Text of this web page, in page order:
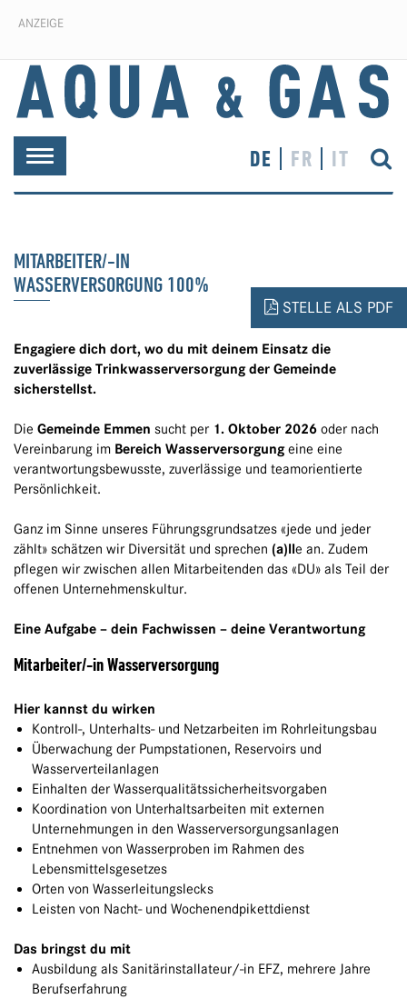
ANZEIGE
Toggle
navigation
DE FR IT
MITARBEITER/-IN
WASSERVERSORGUNG 100%
STELLE ALS PDF
Engagiere dich dort, wo du mit deinem Einsatz die
zuverlässige Trinkwasserversorgung der Gemeinde
sicherstellst.
Die Gemeinde Emmen sucht per 1. Oktober 2026 oder nach
Vereinbarung im Bereich Wasserversorgungeine eine
verantwortungsbewusste, zuverlässige und teamorientierte
Persönlichkeit.
Ganz im Sinne unseres Führungsgrundsatzes «jede und jeder
zählt» schätzen wir Diversität und sprechen (a)lle an. Zudem
pflegen wir zwischen allen Mitarbeitenden das «DU» als Teil der
offenen Unternehmenskultur.
Eine Aufgabe – dein Fachwissen – deine Verantwortung
Mitarbeiter/-in Wasserversorgung
Hier kannst du wirken
Kontroll-, Unterhalts- und Netzarbeiten im Rohrleitungsbau
Überwachung der Pumpstationen, Reservoirs und
Wasserverteilanlagen
Einhalten der Wasserqualitätssicherheitsvorgaben
Koordination von Unterhaltsarbeiten mit externen
Unternehmungen in den Wasserversorgungsanlagen
Entnehmen von Wasserproben im Rahmen des
Lebensmittelsgesetzes
Orten von Wasserleitungslecks
Leisten von Nacht- und Wochenendpikettdienst
Das bringst du mit
Ausbildung als Sanitärinstallateur/-in EFZ, mehrere Jahre
Berufserfahrung